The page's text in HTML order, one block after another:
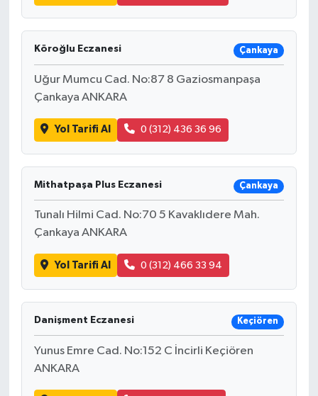
Köroğlu Eczanesi Çankaya
Uğur Mumcu Cad. No:87 8 Gaziosmanpaşa
Çankaya ANKARA
Yol Tarifi Al 0 (312) 436 36 96
Mithatpaşa Plus Eczanesi Çankaya
Tunalı Hilmi Cad. No:70 5 Kavaklıdere Mah.
Çankaya ANKARA
Yol Tarifi Al 0 (312) 466 33 94
Danişment Eczanesi Keçiören
Yunus Emre Cad. No:152 C İncirli Keçiören
ANKARA